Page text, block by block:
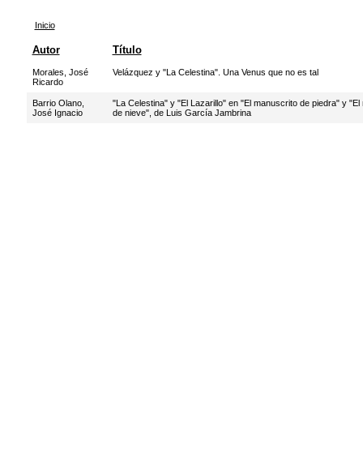
Inicio
Autor Título
Morales, José
Ricardo
Velázquez y "La Celestina". Una Venus que no es tal
Barrio Olano,
José Ignacio
"La Celestina" y "El Lazarillo" en "El manuscrito de piedra" y "El
de nieve", de Luis García Jambrina